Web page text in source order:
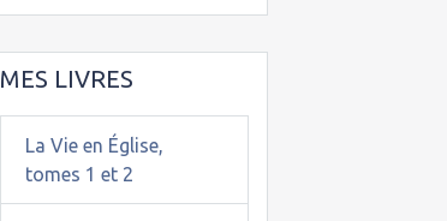
MES LIVRES
La Vie en Église,
tomes 1 et 2